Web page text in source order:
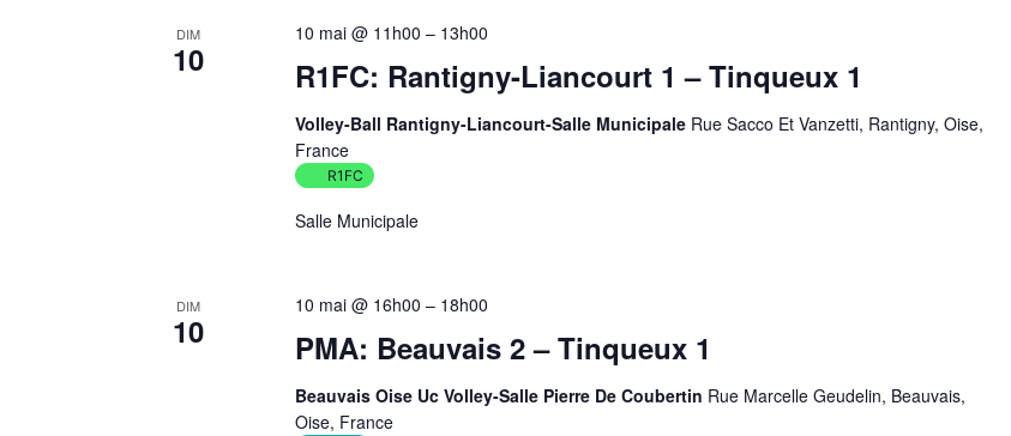
DIM
10 R1FC: Rantigny-Liancourt 1 – Tinqueux 1
10 mai @ 11h00 – 13h00
Volley-Ball Rantigny-Liancourt-Salle Municipale Rue Sacco Et Vanzetti, Rantigny, Oise,
France
R1FC
Salle Municipale
DIM
10 PMA: Beauvais 2 – Tinqueux 1
10 mai @ 16h00 – 18h00
Beauvais Oise Uc Volley-Salle Pierre De Coubertin Rue Marcelle Geudelin, Beauvais,
Oise, France